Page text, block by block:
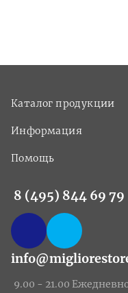
Каталог продукции
Информация
Помощь
8 (495) 844 69 79
9.00 - 21.00